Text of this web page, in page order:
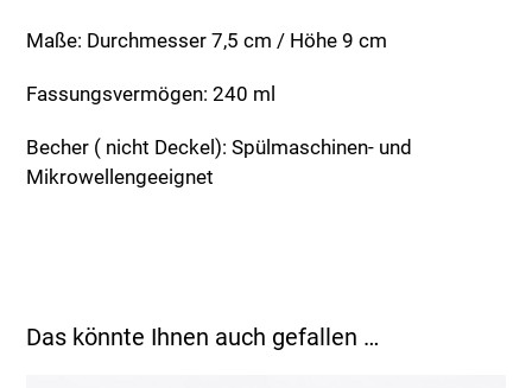
Maße: Durchmesser 7,5 cm / Höhe 9 cm
Fassungsvermögen: 240 ml
Becher ( nicht Deckel): Spülmaschinen- und
Mikrowellengeeignet
Das könnte Ihnen auch gefallen …